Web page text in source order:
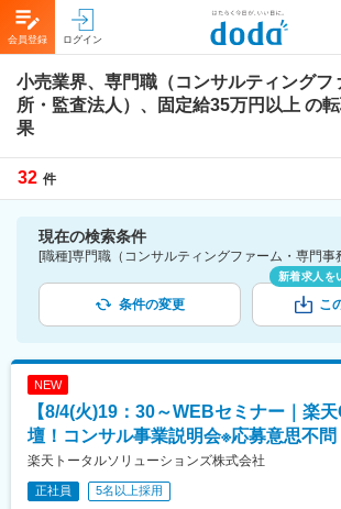
会員登録 ログイン
小売業界、専門職（コンサルティングフ
所・監査法人）、固定給35万円以上 の
果
32 件
現在の検索条件
条件の変更
新着求人を
こ
NEW
【8/4(火)19：30～WEBセミナー｜楽
壇！コンサル事業説明会※応募意思不問
楽天トータルソリューションズ株式会社
正社員 5名以上採用